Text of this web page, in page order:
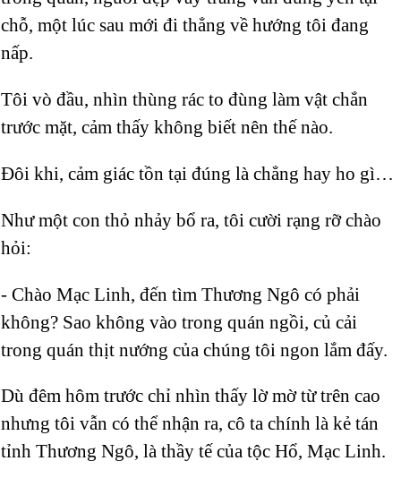
chỗ, một lúc sau mới đi thẳng về hướng tôi đang
nấp.
Tôi vò đầu, nhìn thùng rác to đùng làm vật chắn
trước mặt, cảm thấy không biết nên thế nào.
Đôi khi, cảm giác tồn tại đúng là chẳng hay ho gì…
Như một con thỏ nhảy bổ ra, tôi cười rạng rỡ chào
hỏi:
- Chào Mạc Linh, đến tìm Thương Ngô có phải
không? Sao không vào trong quán ngồi, củ cải
trong quán thịt nướng của chúng tôi ngon lắm đấy.
Dù đêm hôm trước chỉ nhìn thấy lờ mờ từ trên cao
nhưng tôi vẫn có thể nhận ra, cô ta chính là kẻ tán
tỉnh Thương Ngô, là thầy tế của tộc Hổ, Mạc Linh.